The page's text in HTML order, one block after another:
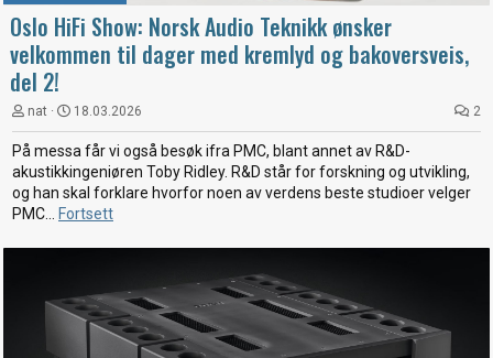
Oslo HiFi Show: Norsk Audio Teknikk ønsker
velkommen til dager med kremlyd og bakoversveis,
del 2!
nat 18.03.2026 2
På messa får vi også besøk ifra PMC, blant annet av R&D-
akustikkingeniøren Toby Ridley. R&D står for forskning og utvikling,
og han skal forklare hvorfor noen av verdens beste studioer velger
PMC... Fortsett